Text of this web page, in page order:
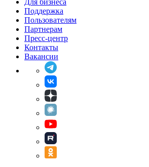
Поддержка
Пользователям
Партнерам
Пресс-центр
Контакты
Вакансии